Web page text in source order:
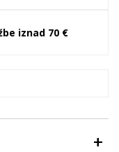
iznad 70 €